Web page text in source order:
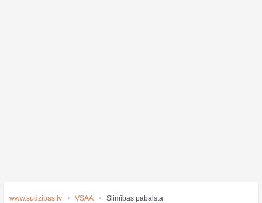
www.sudzibas.lv VSAA Slimības pabalsta